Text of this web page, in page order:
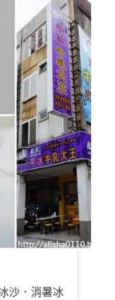
沙．消暑冰